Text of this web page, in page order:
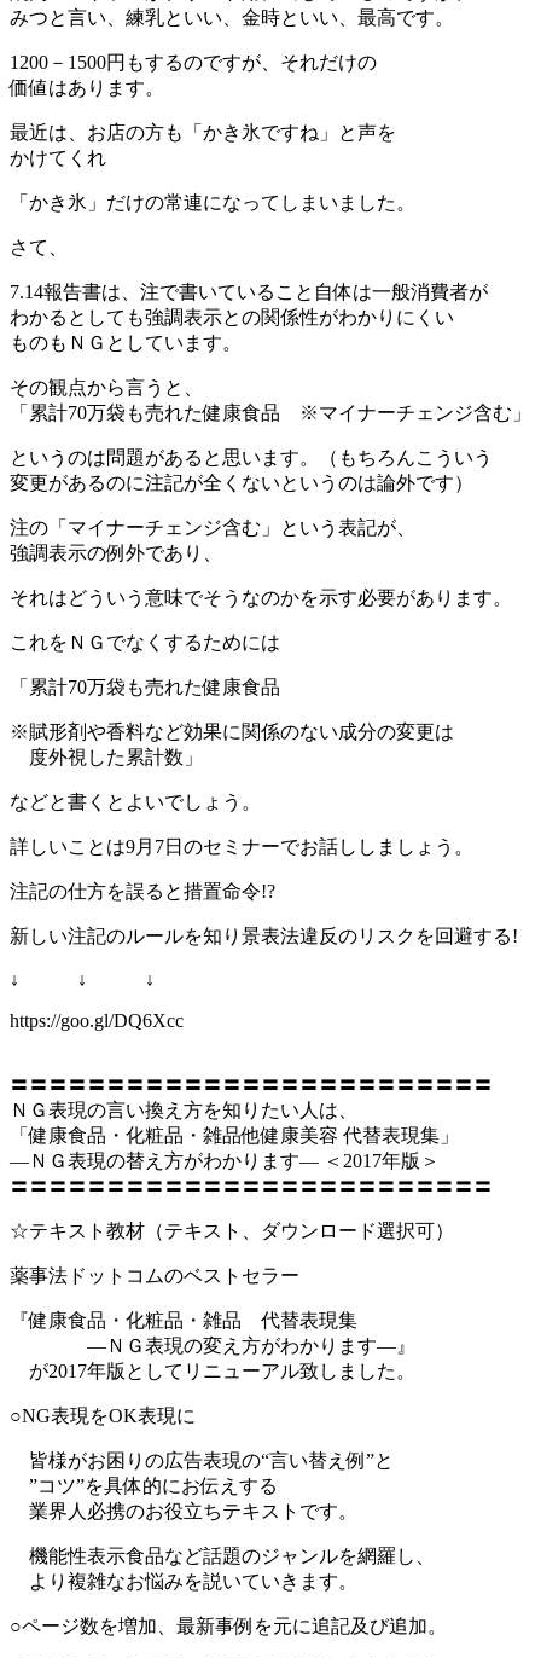
みつと言い、練乳といい、金時といい、最高です。
1200－1500円もするのですが、それだけの
価値はあります。
最近は、お店の方も「かき氷ですね」と声を
かけてくれ
「かき氷」だけの常連になってしまいました。
さて、
7.14報告書は、注で書いていること自体は一般消費者が
わかるとしても強調表示との関係性がわかりにくい
ものもＮＧとしています。
その観点から言うと、
「累計70万袋も売れた健康食品 ※マイナーチェンジ含む」
というのは問題があると思います。（もちろんこういう
変更があるのに注記が全くないというのは論外です）
注の「マイナーチェンジ含む」という表記が、
強調表示の例外であり、
それはどういう意味でそうなのかを示す必要があります。
これをＮＧでなくするためには
「累計70万袋も売れた健康食品
※賦形剤や香料など効果に関係のない成分の変更は
度外視した累計数」
などと書くとよいでしょう。
詳しいことは9月7日のセミナーでお話ししましょう。
注記の仕方を誤ると措置命令!?
新しい注記のルールを知り景表法違反のリスクを回避する!
↓ ↓ ↓
https://goo.gl/DQ6Xcc
〓〓〓〓〓〓〓〓〓〓〓〓〓〓〓〓〓〓〓〓〓〓〓〓〓
ＮＧ表現の言い換え方を知りたい人は、
「健康食品・化粧品・雑品他健康美容 代替表現集」
―ＮＧ表現の替え方がわかります― ＜2017年版＞
〓〓〓〓〓〓〓〓〓〓〓〓〓〓〓〓〓〓〓〓〓〓〓〓〓
☆テキスト教材（テキスト、ダウンロード選択可）
薬事法ドットコムのベストセラー
『健康食品・化粧品・雑品 代替表現集
―ＮＧ表現の変え方がわかります―』
が2017年版としてリニューアル致しました。
○NG表現をOK表現に
皆様がお困りの広告表現の“言い替え例”と
”コツ”を具体的にお伝えする
業界人必携のお役立ちテキストです。
機能性表示食品など話題のジャンルを網羅し、
より複雑なお悩みを説いていきます。
○ページ数を増加、最新事例を元に追記及び追加。